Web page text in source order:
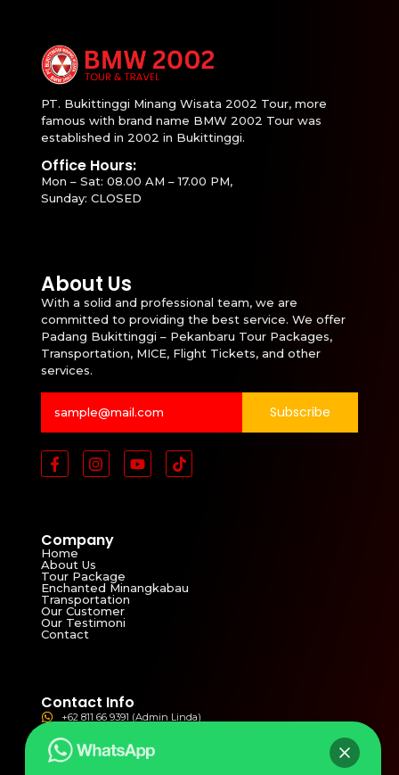
PT. Bukittinggi Minang Wisata 2002 Tour, more
famous with brand name BMW 2002 Tour was
established in 2002 in Bukittinggi.
Office Hours:
Mon – Sat: 08.00 AM – 17.00 PM,
Sunday: CLOSED
About Us
With a solid and professional team, we are
committed to providing the best service. We offer
Padang Bukittinggi – Pekanbaru Tour Packages,
Transportation, MICE, Flight Tickets, and other
services.
Subscribe
Company
Home
About Us
Tour Package
Enchanted Minangkabau
Transportation
Our Customer
Our Testimoni
Contact
Contact Info
+62 811 66 9391 (Admin Linda)
+62 821 3811 4821 (Admin Yolla)
ptbmw2002@yahoo.com